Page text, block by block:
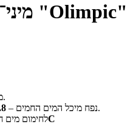
מיני־בר דיגיטלי שולחני "Olimpic"
.
נפח מיכל המים החמים – 1.8
.
לחימום מים100°C